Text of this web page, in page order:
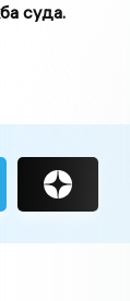
суда.